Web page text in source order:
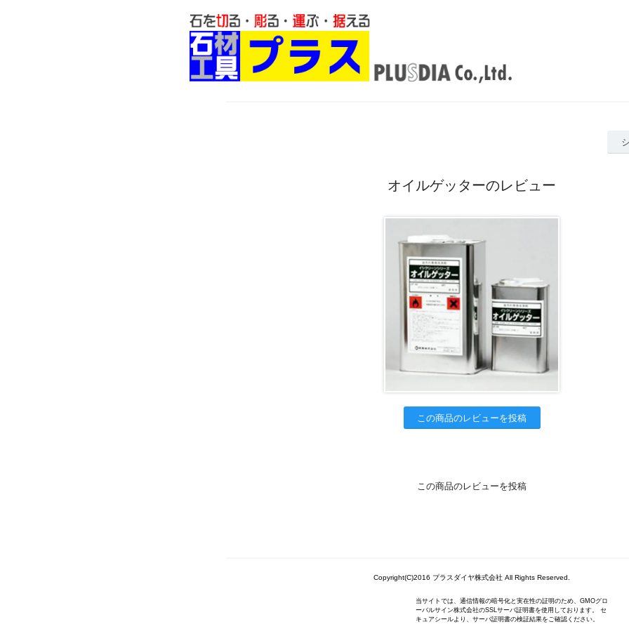
オイルゲッターのレビュー
この商品のレビューを投稿
この商品のレビューを投稿
Copyright(C)2016 プラスダイヤ株式会社 All Rights Reserved.
当サイトでは、通信情報の暗号化と実在性の証明のため、GMOグロ
ーバルサイン株式会社のSSLサーバ証明書を使用しております。 セ
キュアシールより、サーバ証明書の検証結果をご確認ください。